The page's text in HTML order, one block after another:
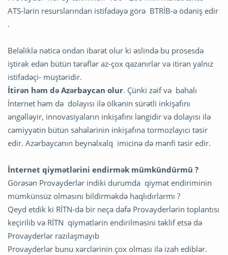
ATS-lərin resurslarından istifadəyə görə BTRİB-ə ödəniş edir
.
Beləliklə nəticə ondan ibarət olur ki əslində bu prosesdə
iştirak edən bütün tərəflər az-çox qazanırlar və itirən yalnız
istifadəçi- müştəridir.
İtirən həm də Azərbaycan olur. Çünki zəif və bahalı
İnternet həm də dolayısı ilə ölkənin sürətli inkişafını
əngəlləyir, innovasiyaların inkişafını ləngidir və dolayısı ilə
cəmiyyətin bütün sahələrinin inkişafına tormozlayıcı təsir
edir. Azərbaycanın beynəlxalq imicinə də mənfi təsir edir.
İnternet qiymətlərini endirmək mümkündürmü ?
Görəsən Provayderlər indiki durumda qiymət endiriminin
mümkünsüz olmasını bildirməkdə haqlıdırlarmı ?
Qeyd etdik ki RİTN-də bir neçə dəfə Provayderlərin toplantısı
keçirilib və RİTN qiymətlərin endirilməsini təklif etsə də
Provayderlər razılaşmayıb
Provayderlər bunu xərclərinin çox olması ilə izah ediblər.